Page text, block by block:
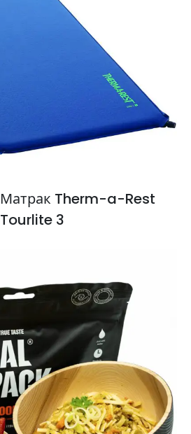
Матрак Therm-a-Rest
Tourlite 3